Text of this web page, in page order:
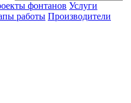
фонтанов Услуги
работы Производители